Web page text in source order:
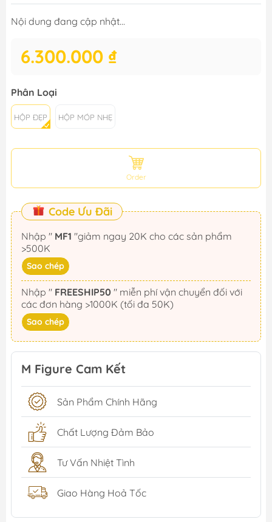
Nội dung đang cập nhật...
6.300.000 ₫
Phân Loại
HỘP ĐẸP HỘP MÓP NHẸ
Order
Code Ưu Đãi
Nhập " MF1
>500K
Sao chép
Nhập " FREESHIP50
các đơn hàng >1000K (tối đa 50K)
Sao chép
M Figure Cam Kết
Sản Phẩm Chính Hãng
Chất Lượng Đảm Bảo
Tư Vấn Nhiệt Tình
Giao Hàng Hoả Tốc